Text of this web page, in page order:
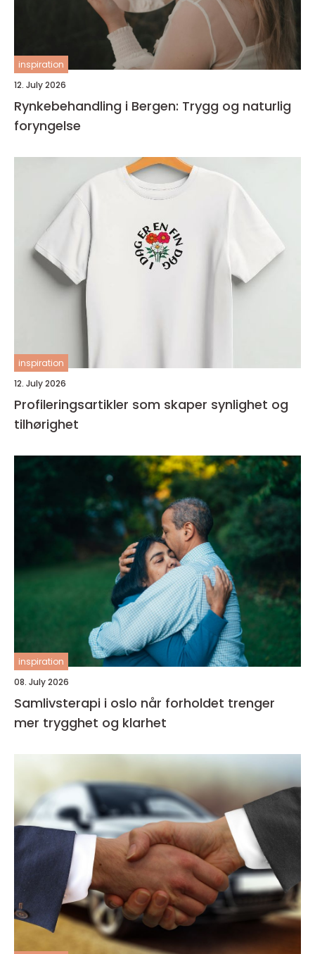
inspiration
12. July 2026
Rynkebehandling i Bergen: Trygg og naturlig
foryngelse
inspiration
12. July 2026
Profileringsartikler som skaper synlighet og
tilhørighet
inspiration
08. July 2026
Samlivsterapi i oslo når forholdet trenger
mer trygghet og klarhet